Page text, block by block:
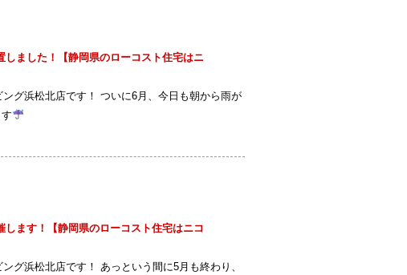
しました！【静岡県のローコスト住宅はニ
グ浜松北店です！ ついに6月、今日も朝から雨が
します！【静岡県のローコスト住宅はニコ
グ浜松北店です！ あっという間に5月も終わり、